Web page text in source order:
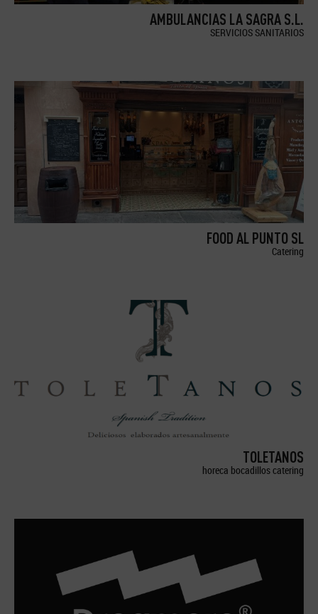
AMBULANCIAS LA SAGRA S.L.
SERVICIOS SANITARIOS
FOOD AL PUNTO SL
Catering
TOLETANOS
horeca bocadillos catering